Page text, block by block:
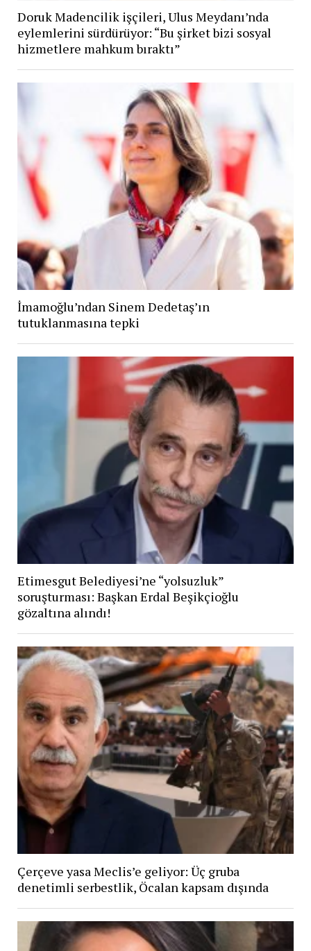
Doruk Madencilik işçileri, Ulus Meydanı’nda
eylemlerini sürdürüyor: “Bu şirket bizi sosyal
hizmetlere mahkum bıraktı”
İmamoğlu’ndan Sinem Dedetaş’ın
tutuklanmasına tepki
Etimesgut Belediyesi’ne “yolsuzluk”
soruşturması: Başkan Erdal Beşikçioğlu
gözaltına alındı!
Çerçeve yasa Meclis’e geliyor: Üç gruba
denetimli serbestlik, Öcalan kapsam dışında